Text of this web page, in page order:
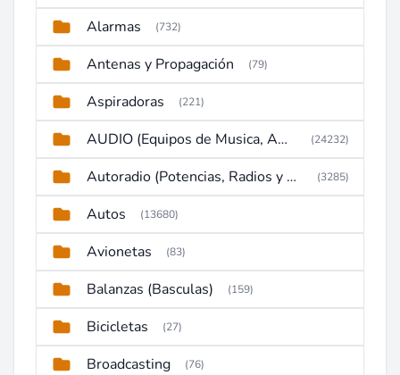
Alarmas (732)
Antenas y Propagación (79)
Aspiradoras (221)
AUDIO (Equipos de Musica, Amplificadores, Reproductores, Etc) (24232)
Autoradio (Potencias, Radios y DVD) (3285)
Autos (13680)
Avionetas (83)
Balanzas (Basculas) (159)
Bicicletas (27)
Broadcasting (76)